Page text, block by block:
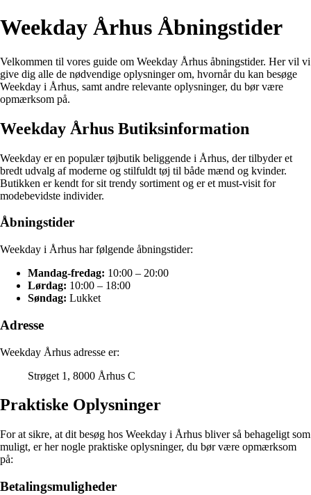
Weekday Århus Åbningstider
Velkommen til vores guide om Weekday Århus åbningstider. Her vil vi
give dig alle de nødvendige oplysninger om, hvornår du kan besøge
Weekday i Århus, samt andre relevante oplysninger, du bør være
opmærksom på.
Weekday Århus Butiksinformation
Weekday er en populær tøjbutik beliggende i Århus, der tilbyder et
bredt udvalg af moderne og stilfuldt tøj til både mænd og kvinder.
Butikken er kendt for sit trendy sortiment og er et must-visit for
modebevidste individer.
Åbningstider
Weekday i Århus har følgende åbningstider:
Mandag-fredag: 10:00 – 20:00
Lørdag: 10:00 – 18:00
Søndag: Lukket
Adresse
Weekday Århus adresse er:
Strøget 1, 8000 Århus C
Praktiske Oplysninger
For at sikre, at dit besøg hos Weekday i Århus bliver så behageligt som
muligt, er her nogle praktiske oplysninger, du bør være opmærksom
på:
Betalingsmuligheder